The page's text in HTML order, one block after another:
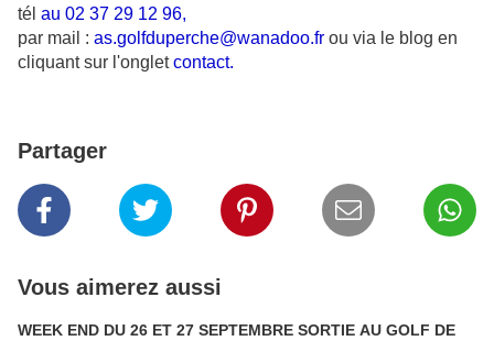
tél au 02 37 29 12 96,
par mail : as.golfduperche@wanadoo.fr ou via le blog en
cliquant sur l'ongletcontact.
Partager
Vous aimerez aussi
WEEK END DU 26 ET 27 SEPTEMBRE SORTIE AU GOLF DE